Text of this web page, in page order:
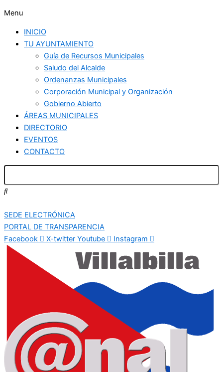
Menu
INICIO
TU AYUNTAMIENTO
Guía de Recursos Municipales
Saludo del Alcalde
Ordenanzas Municipales
Corporación Municipal y Organización
Gobierno Abierto
ÁREAS MUNICIPALES
DIRECTORIO
EVENTOS
CONTACTO
SEDE ELECTRÓNICA
PORTAL DE TRANSPARENCIA
Facebook
X-twitter Youtube Instagram